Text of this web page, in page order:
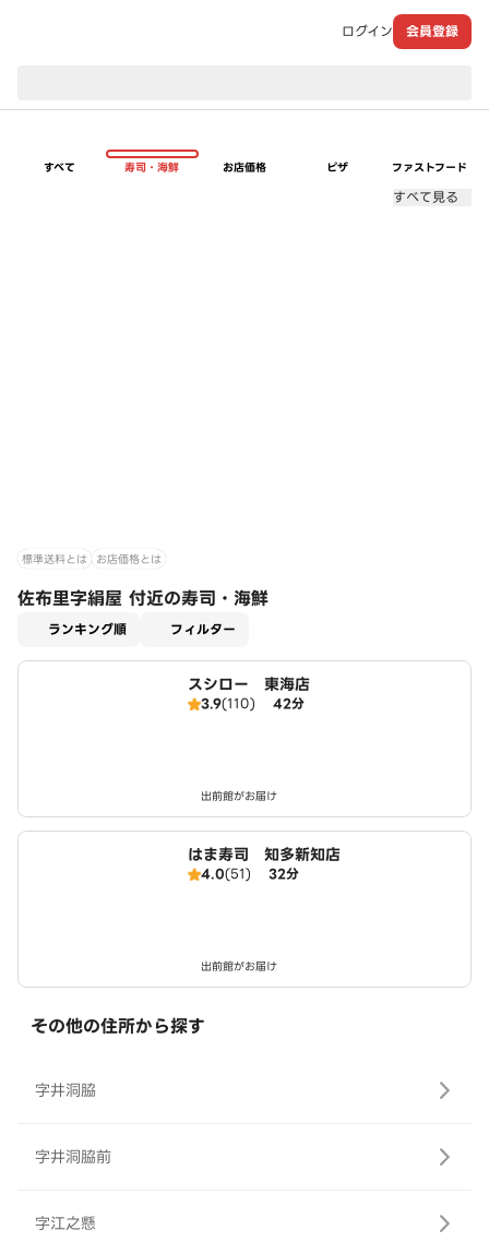
ログイン 会員登録
すべて 寿司・海鮮 お店価格 ピザ ファストフード
すべて見る
標準送料とは お店価格とは
佐布里字絹屋 付近の寿司・海鮮
ランキング順 フィルター
スシロー 東海店
3.9(110) 42分
出前館がお届け
はま寿司 知多新知店
4.0(51) 32分
出前館がお届け
その他の住所から探す
字井洞脇
字井洞脇前
字江之懸